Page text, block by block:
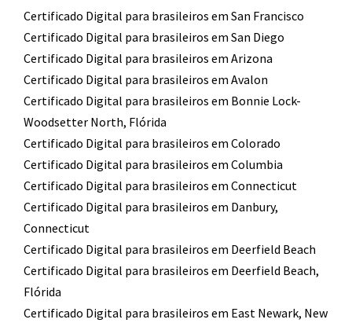
Certificado Digital para brasileiros em San Francisco
Certificado Digital para brasileiros em San Diego
Certificado Digital para brasileiros em Arizona
Certificado Digital para brasileiros em Avalon
Certificado Digital para brasileiros em Bonnie Lock-
Woodsetter North, Flórida
Certificado Digital para brasileiros em Colorado
Certificado Digital para brasileiros em Columbia
Certificado Digital para brasileiros em Connecticut
Certificado Digital para brasileiros em Danbury,
Connecticut
Certificado Digital para brasileiros em Deerfield Beach
Certificado Digital para brasileiros em Deerfield Beach,
Flórida
Certificado Digital para brasileiros em East Newark, New